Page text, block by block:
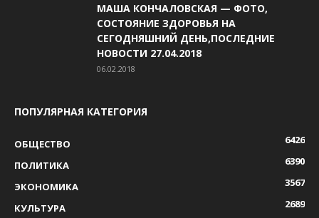
МАША КОНЧАЛОВСКАЯ — ФОТО,
СОСТОЯНИЕ ЗДОРОВЬЯ НА
СЕГОДНЯШНИЙ ДЕНЬ,ПОСЛЕДНИЕ
НОВОСТИ 27.04.2018
06.02.2018
ПОПУЛЯРНАЯ КАТЕГОРИЯ
ОБЩЕСТВО
6426
ПОЛИТИКА
6390
ЭКОНОМИКА
3567
КУЛЬТУРА
2689